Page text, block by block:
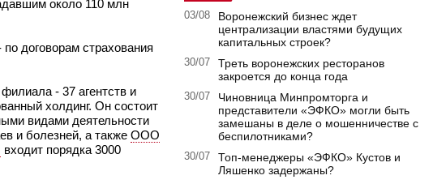
около 110 млн
договорам страхования
- 37 агентств и
холдинг. Он состоит
видами деятельности
и болезней, а также ООО
входит порядка 3000
03/08
Воронежский бизнес ждет
централизации властями будущих
капитальных строек?
30/07
Треть воронежских ресторанов
закроется до конца года
30/07
Чиновница Минпромторга и
представители «ЭФКО» могли быть
замешаны в деле о мошенничестве с
беспилотниками?
30/07
Топ-менеджеры «ЭФКО» Кустов и
Ляшенко задержаны?